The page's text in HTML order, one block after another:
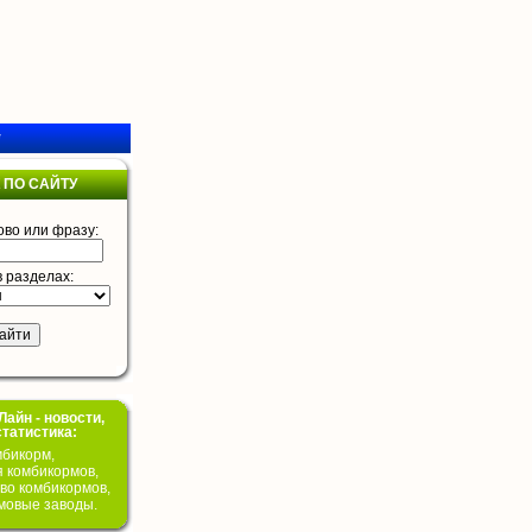
САЙТУ
или фразу:
разделах:
- новости,
комбикормов,
комбикормов,
заводы.